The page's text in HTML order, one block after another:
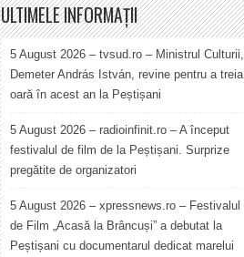
ULTIMELE INFORMAȚII
5 August 2026 – tvsud.ro – Ministrul Culturii,
Demeter András István, revine pentru a treia
oară în acest an la Peștișani
5 August 2026 – radioinfinit.ro – A început
festivalul de film de la Peștișani. Surprize
pregătite de organizatori
5 August 2026 – xpressnews.ro – Festivalul
de Film „Acasă la Brâncuși” a debutat la
Peștișani cu documentarul dedicat marelui